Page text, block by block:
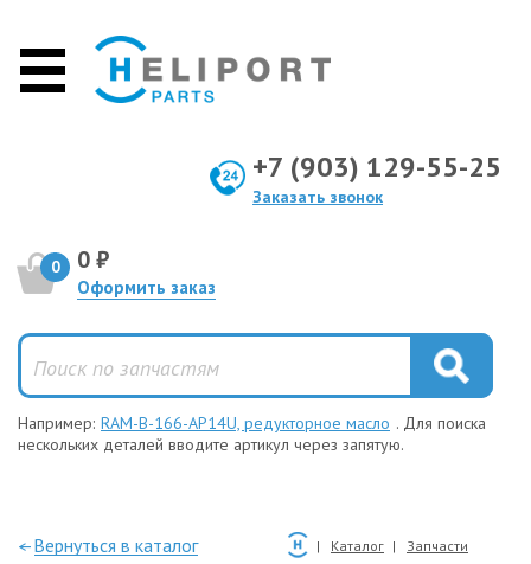
+7 (903) 129-55-25
Заказать звонок
0 0 ₽
Оформить заказ
Например: RAM-B-166-AP14U, редукторное масло . Для поиска
нескольких деталей вводите артикул через запятую.
—Вернуться в каталог Каталог Запчасти